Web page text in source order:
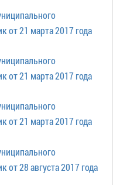
от 21 марта 2017 года
от 21 марта 2017 года
от 21 марта 2017 года
от 28 августа 2017 года